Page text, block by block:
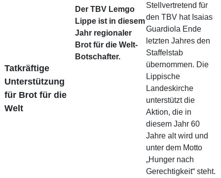
Tatkräftige
Unterstützung
für Brot für die
Welt
Der TBV Lemgo
Lippe ist in diesem
Jahr regionaler
Brot für die Welt-
Botschafter.
Stellvertretend für
den TBV hat Isaias
Guardiola Ende
letzten Jahres den
Staffelstab
übernommen. Die
Lippische
Landeskirche
unterstützt die
Aktion, die in
diesem Jahr 60
Jahre alt wird und
unter dem Motto
„Hunger nach
Gerechtigkeit“ steht.